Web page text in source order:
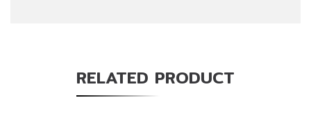
RELATED PRODUCT